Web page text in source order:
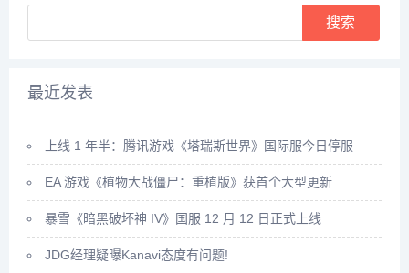
最近发表
上线 1 年半：腾讯游戏《塔瑞斯世界》国际服今日停服
EA 游戏《植物大战僵尸：重植版》获首个大型更新
暴雪《暗黑破坏神 IV》国服 12 月 12 日正式上线
JDG经理疑曝Kanavi态度有问题!